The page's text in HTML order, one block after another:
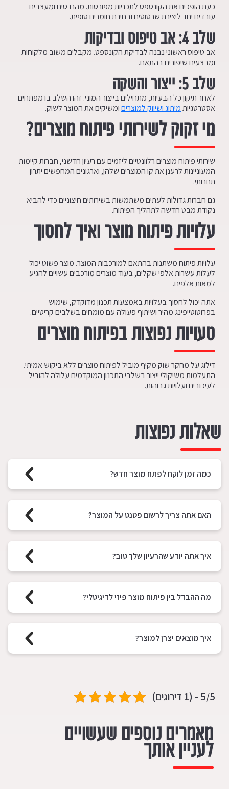
כעת הופכים את הקונספט לתכניות מפורטות. מהנדסים ומעצבים
עובדים יחד ליצירת שרטוטים ובחירת חומרים סופית.
שלב4: אב טיפוס ובדיקות
אב טיפוס ראשוני נבנה לבדיקת הקונספט. מקבלים משוב מלקוחות
ומבצעים שיפורים בהתאם.
שלב5: ייצור והשקה
לאחר תיקון כל הבעיות, מתחילים בייצור המוני. זהו השלב בו מפתחים
אסטרטגיותמיתוג ושיווק למוצריםומשיקים את המוצר לשוק.
מי זקוק לשירותי פיתוח מוצרים ?
שירותי פיתוח מוצרים רלוונטיים ליזמים עם רעיון חדשני, חברות קיימות
המעוניינות לרענן את קו המוצרים שלהן, וארגונים המחפשים יתרון
תחרותי.
גם חברות גדולות לעתים משתמשות בשירותים חיצוניים כדי להביא
נקודת מבט חדשה לתהליך הפיתוח.
עלויות פיתוח מוצר ואיך לחסוך
עלויות פיתוח משתנות בהתאם למורכבות המוצר. מוצר פשוט יכול
לעלות עשרות אלפי שקלים, בעוד מוצרים מורכבים עשויים להגיע
למאות אלפים.
אתה יכול לחסוך בעלויות באמצעות תכנון מדוקדק, שימוש
בפרוטוטייפינג מהיר ושיתוף פעולה עם מומחים בשלבים קריטיים.
טעויות נפוצות בפיתוח מוצרים
דילוג על מחקר שוק מקיף מוביל לפיתוח מוצרים ללא ביקוש אמיתי.
התעלמות משיקולי ייצור בשלבי התכנון המוקדמים עלולה להוביל
לעיכובים ועלויות גבוהות.
שאלות נפוצות
כמה זמן לוקח לפתח מוצר חדש?
האם אתה צריך לרשום פטנט על המוצר?
איך אתה יודע שהרעיון שלך טוב?
מה ההבדל בין פיתוח מוצר פיזי לדיגיטלי?
איך מוצאים יצרן למוצר?
5/5 - (1 דירוגים)
מאמרים נוספים שעשויים
לעניין אותך